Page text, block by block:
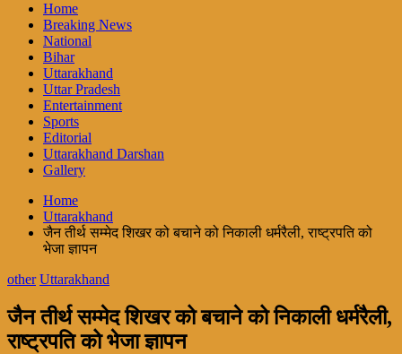
Home
Breaking News
National
Bihar
Uttarakhand
Uttar Pradesh
Entertainment
Sports
Editorial
Uttarakhand Darshan
Gallery
Home
Uttarakhand
जैन तीर्थ सम्मेद शिखर को बचाने को निकाली धर्मरैली, राष्ट्रपति को
भेजा ज्ञापन
other Uttarakhand
जैन तीर्थ सम्मेद शिखर को बचाने को निकाली धर्मरैली,
राष्ट्रपति को भेजा ज्ञापन